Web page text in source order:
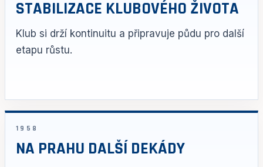
STABILIZACE KLUBOVÉHO ŽIVOTA
Klub si drží kontinuitu a připravuje půdu pro další
etapu růstu.
1958
NA PRAHU DALŠÍ DEKÁDY